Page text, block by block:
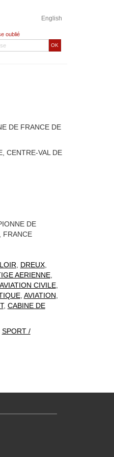
English
oublié
OK
DE FRANCE DE
CENTRE-VAL DE
DE
FRANCE
DREUX,
AERIENNE,
AVIATION CIVILE,
, AVIATION
, CABINE DE
SPORT /